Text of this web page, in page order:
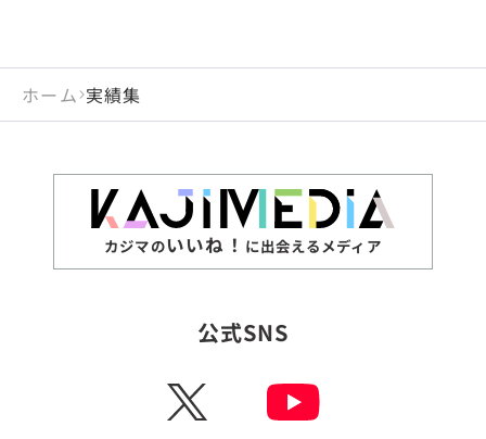
ホーム 実績集
カジマのいいね！ に出会えるメディア
公式SNS
X